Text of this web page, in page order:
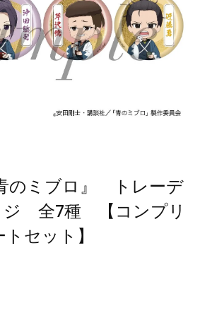
のミブロ』 トレーデ
ジ 全7種 【コンプリ
トセット】